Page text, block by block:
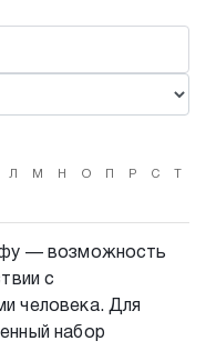
Л М Н О Р С
— возможность
с
человека. Для
набор